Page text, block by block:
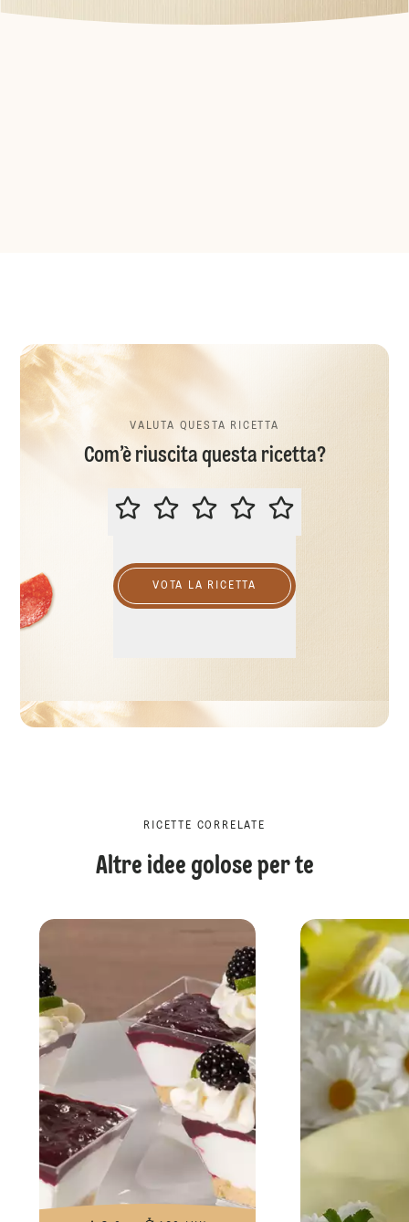
VALUTA QUESTA RICETTA
Com’è riuscita questa ricetta?
VALUTA QUESTA RICETTA
VOTA LA RICETTA
RICETTE CORRELATE
Altre idee golose per te